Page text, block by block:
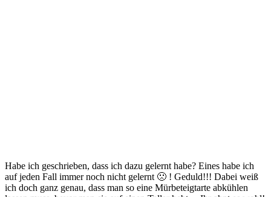
Habe ich geschrieben, dass ich dazu gelernt habe? Eines habe ich
auf jeden Fall immer noch nicht gelernt 🙁 ! Geduld!!! Dabei weiß
ich doch ganz genau, dass man so eine Mürbeteigtarte abkühlen